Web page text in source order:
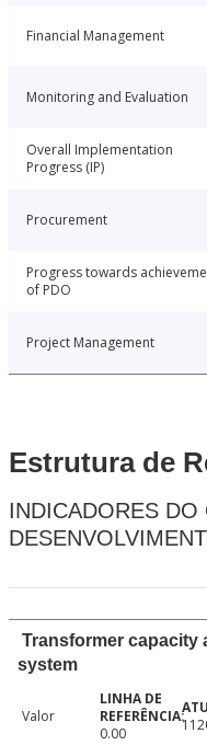
Financial Management
Monitoring and Evaluation
Overall Implementation
Progress (IP)
Procurement
Progress towards
of PDO
Project Management
Estrutura de
INDICADORES
Transformer capacity
system
Valor
0.00